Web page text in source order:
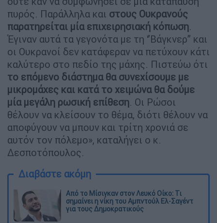
πυρός. Παράλληλα και στους Ουκρανούς
παρατηρείται μία επιχειρησιακή κόπωση.
Έγιναν αυτά τα γεγονότα με τη ‘’Βάγκνερ’’ και
οι Ουκρανοί δεν κατάφεραν να πετύχουν κάτι
καλύτερο στο πεδίο της μάχης. Πιστεύω ότι
το επόμενο διάστημα θα συνεχίσουμε με
μικρομάχες και κατά το χειμώνα θα δούμε
μία μεγάλη ρωσική επίθεση. Οι Ρώσοι
θέλουν να κλείσουν το θέμα, διότι θέλουν να
αποφύγουν να μπουν και τρίτη χρονιά σε
αυτόν τον πόλεμο», καταλήγει ο κ.
Δεσποτόπουλος.
Διαβάστε ακόμη
Από το Μίσιγκαν στον Λευκό Οίκο: Τι
σημαίνει η νίκη του Αμπντούλ Ελ-Σαγέντ
για τους Δημοκρατικούς